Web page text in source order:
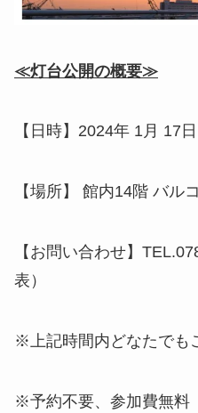
≪灯台公開の概要≫
【日時】2024年 1月 17
【場所】 館内14階 バル
【お問い合わせ】
表）
※上記時間内どなたでも
※予約不要、参加費無料